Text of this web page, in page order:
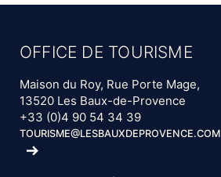
OFFICE DE TOURISME
Maison du Roy, Rue Porte Mage,
13520 Les Baux-de-Provence
+33 (0)4 90 54 34 39
TOURISME@LESBAUXDEPROVENCE.COM